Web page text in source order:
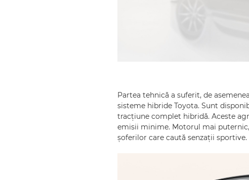
Partea tehnică a suferit, de
sisteme hibride Toyota. Sunt
tracțiune complet hibridă. Aceste
emisii minime. Motorul mai puternic,
șoferilor care caută senzații sportive.